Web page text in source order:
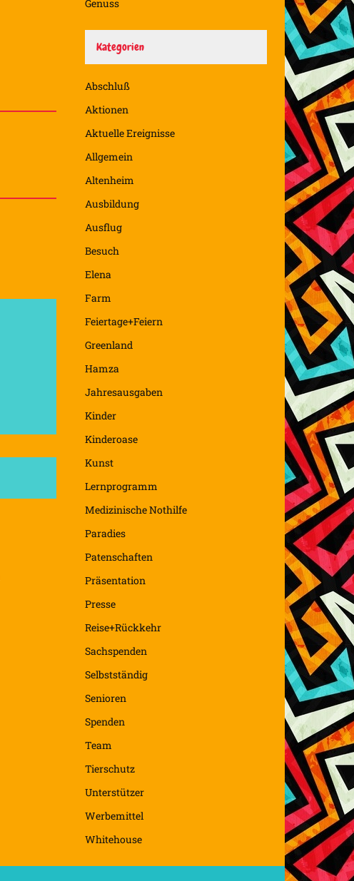
Genuss
Kategorien
Abschluß
Aktionen
Aktuelle Ereignisse
Allgemein
Altenheim
Ausbildung
Ausflug
Besuch
Elena
Farm
Feiertage+Feiern
Greenland
Hamza
Jahresausgaben
Kinder
Kinderoase
Kunst
Lernprogramm
Medizinische Nothilfe
Paradies
Patenschaften
Präsentation
Presse
Reise+Rückkehr
Sachspenden
Selbstständig
Senioren
Spenden
Team
Tierschutz
Unterstützer
Werbemittel
Whitehouse